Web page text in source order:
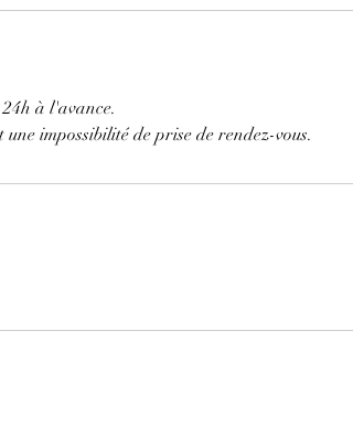
à l'avance.
impossibilité de prise de rendez-vous.